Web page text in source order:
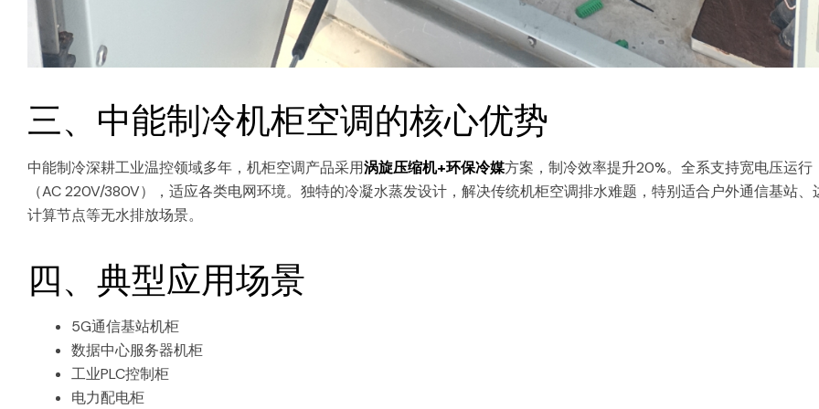
三、中能制冷机柜空调的核心优势
中能制冷深耕工业温控领域多年，机柜空调产品采用涡旋压缩机+环保冷媒方案，制冷效率提升20%。全系支持宽电压运行
（AC 220V/380V），适应各类电网环境。独特的冷凝水蒸发设计，解决传统机柜空调排水难题，特别适合户外通信基站、
计算节点等无水排放场景。
四、典型应用场景
5G通信基站机柜
数据中心服务器机柜
工业PLC控制柜
电力配电柜